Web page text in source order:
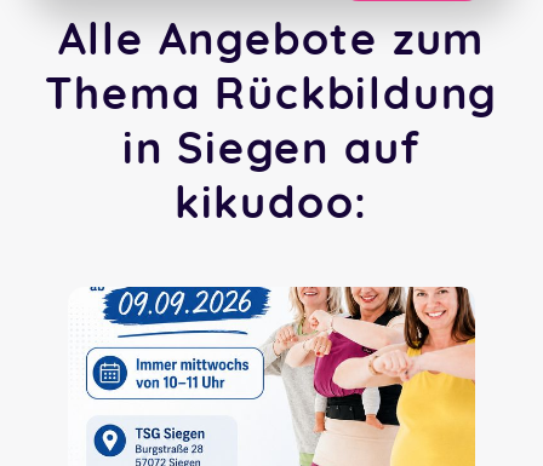
Alle Angebote zum
Thema Rückbildung
in Siegen auf
kikudoo: